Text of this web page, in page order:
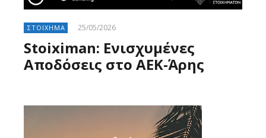
ΣΤΟΙΧΗΜΑ 25/05/2026
Stoiximan: Ενισχυμένες
Αποδόσεις στο ΑΕΚ-Άρης